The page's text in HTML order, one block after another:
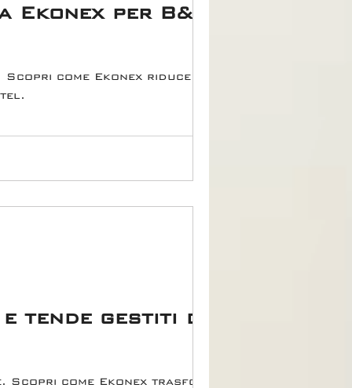
per B&B e
come Ekonex riduce gli
tende gestiti da
come Ekonex trasforma